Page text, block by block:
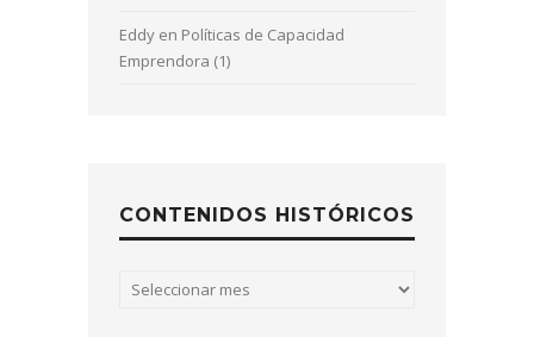
Eddy en Políticas de Capacidad
Emprendora (1)
CONTENIDOS HISTÓRICOS
Contenidos